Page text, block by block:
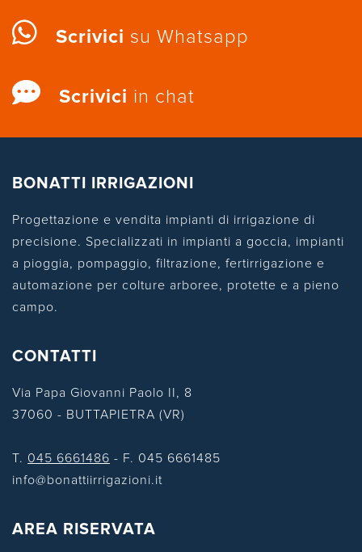
Scrivici su Whatsapp
Scrivici in chat
BONATTI IRRIGAZIONI
Progettazione e vendita impianti di irrigazione di
precisione. Specializzati in impianti a goccia, impianti
a pioggia, pompaggio, filtrazione, fertirrigazione e
automazione per colture arboree, protette e a pieno
campo.
CONTATTI
Via Papa Giovanni Paolo II, 8
37060 - BUTTAPIETRA (VR)
T. 045 6661486 - F. 045 6661485
info@bonattiirrigazioni.it
AREA RISERVATA